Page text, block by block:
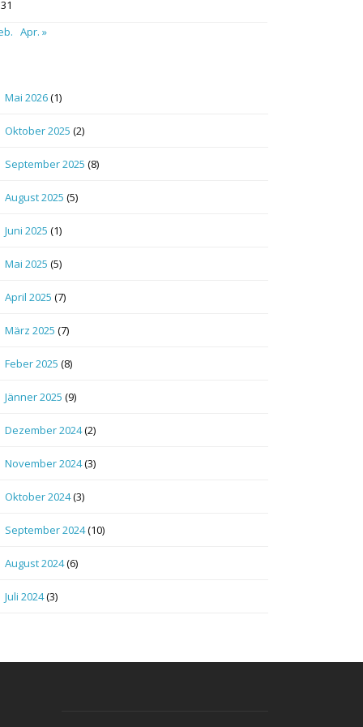
31
Apr. »
Mai 2026(1)
Oktober 2025 (2)
September 2025 (8)
August 2025 (5)
Juni 2025 (1)
Mai 2025 (5)
April 2025 (7)
März 2025 (7)
Feber 2025 (8)
Jänner 2025 (9)
Dezember 2024(2)
November 2024(3)
Oktober 2024(3)
September 2024(10)
August 2024(6)
Juli 2024(3)